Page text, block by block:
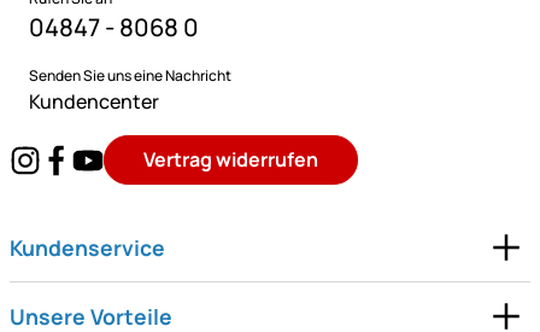
04847 - 8068 0
Senden Sie uns eine Nachricht
Kundencenter
Vertrag widerrufen
Kundenservice
Unsere Vorteile